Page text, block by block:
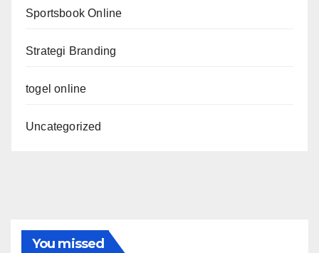
Sportsbook Online
Strategi Branding
togel online
Uncategorized
You missed